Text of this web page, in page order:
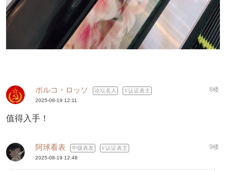
ポルコ・ロッソ 论坛名人 认证表主 8楼
2025-08-19 12:11
值得入手！
阿球看表 中级表友 认证表主 9楼
2025-08-19 12:48